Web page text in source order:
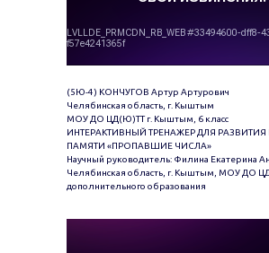
(5Ю-4) КОНЧУГОВ Артур Артурович
Челябинская область, г. Кыштым
МОУ ДО ЦД(Ю)ТТ г. Кыштым, 6 класс
ИНТЕРАКТИВНЫЙ ТРЕНАЖЕР ДЛЯ
ПАМЯТИ «ПРОПАВШИЕ ЧИСЛА»
Научный руководитель: Филина Екатерина
Челябинская область, г. Кыштым, МОУ ДО
дополнительного образования